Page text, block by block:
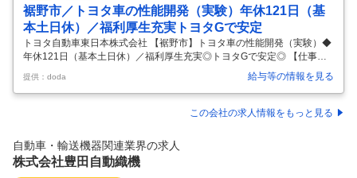
裾野市／トヨタ車の性能開発（実験）年休121日（基
本土日休）／福利厚生充実トヨタGで安定
トヨタ自動車東日本株式会社 【裾野市】トヨタ車の性能開発（実験）◆
年休121日（基本土日休）／福利厚生充実◎トヨタGで安定◎ 【仕事内
容】 【裾野市】トヨタ車の性能開発（実験）◆年休121日（基本土日
休）／福利厚生充実◎トヨタGで安定◎ 【具体的な仕事内容】 ～トヨタ
グループの中核企業／トヨタ車の性能企画・評価・保障をお任せ／開発
中の車両にも関われる／フレックス～ ■業務内容： トヨタ車の性能を企
以下の中から評価に携わって頂きます。 ・衝突安全性能 ■仕事の魅力：
実験、評価の魅力は車に必要な性能を決めて予測しそれを図面に織り込
…
提供：doda 給与等の情報を見る
この会社の求人情報をもっと見る
自動車・輸送機器関連業界の求人
株式会社豊田自動織機